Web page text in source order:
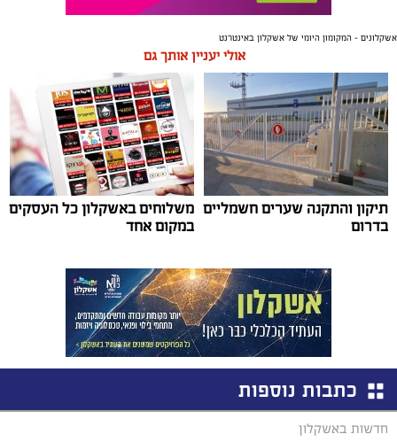
אשקלונים - המקומון היומי של אשקלון באינטרנט
אולי יעניין אותך גם
תיקון והתקנה שערים חשמליים
בדרום
משלוחים באשקלון כל העסקים
במקום אחד
כתבות נוספות
חדשות באשקלון